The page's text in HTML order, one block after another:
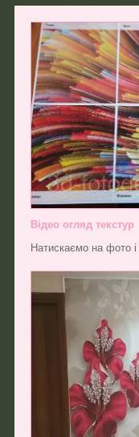
Відео огляд текстур
Натискаємо на фото